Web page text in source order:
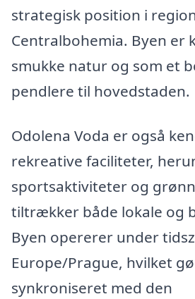
strategisk position i
Centralbohemia. Byen er
smukke natur og som et
pendlere til hovedstaden.
Odolena Voda er også
rekreative faciliteter,
sportsaktiviteter og
tiltrækker både lokale og
Byen opererer under
Europe/Prague, hvilket
synkroniseret med den